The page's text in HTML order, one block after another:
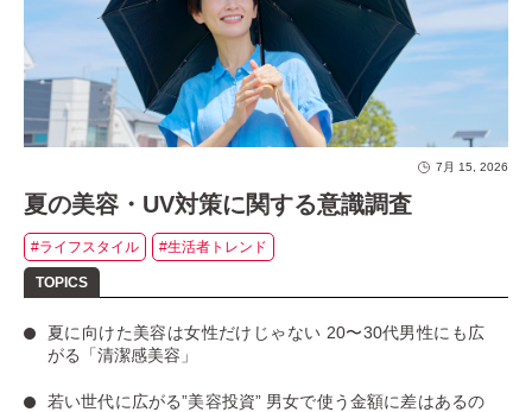
7月 15, 2026
夏の美容・UV対策に関する意識調査
#ライフスタイル #生活者トレンド
夏に向けた美容は女性だけじゃない 20〜30代男性にも広
がる「清潔感美容」
若い世代に広がる”美容投資” 男女で使う金額に差はあるの